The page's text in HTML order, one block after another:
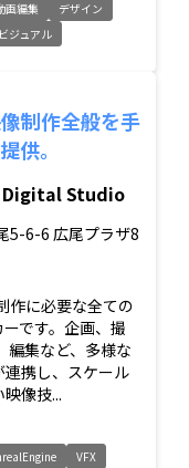
画編集
デザイン
ジュアル
制作全般を手
供。
Digital Studio
5-6-6 広尾プラザ8
作に必要な全ての
です。企画、撮
編集など、多様な
携し、スケール
像技...
VFX